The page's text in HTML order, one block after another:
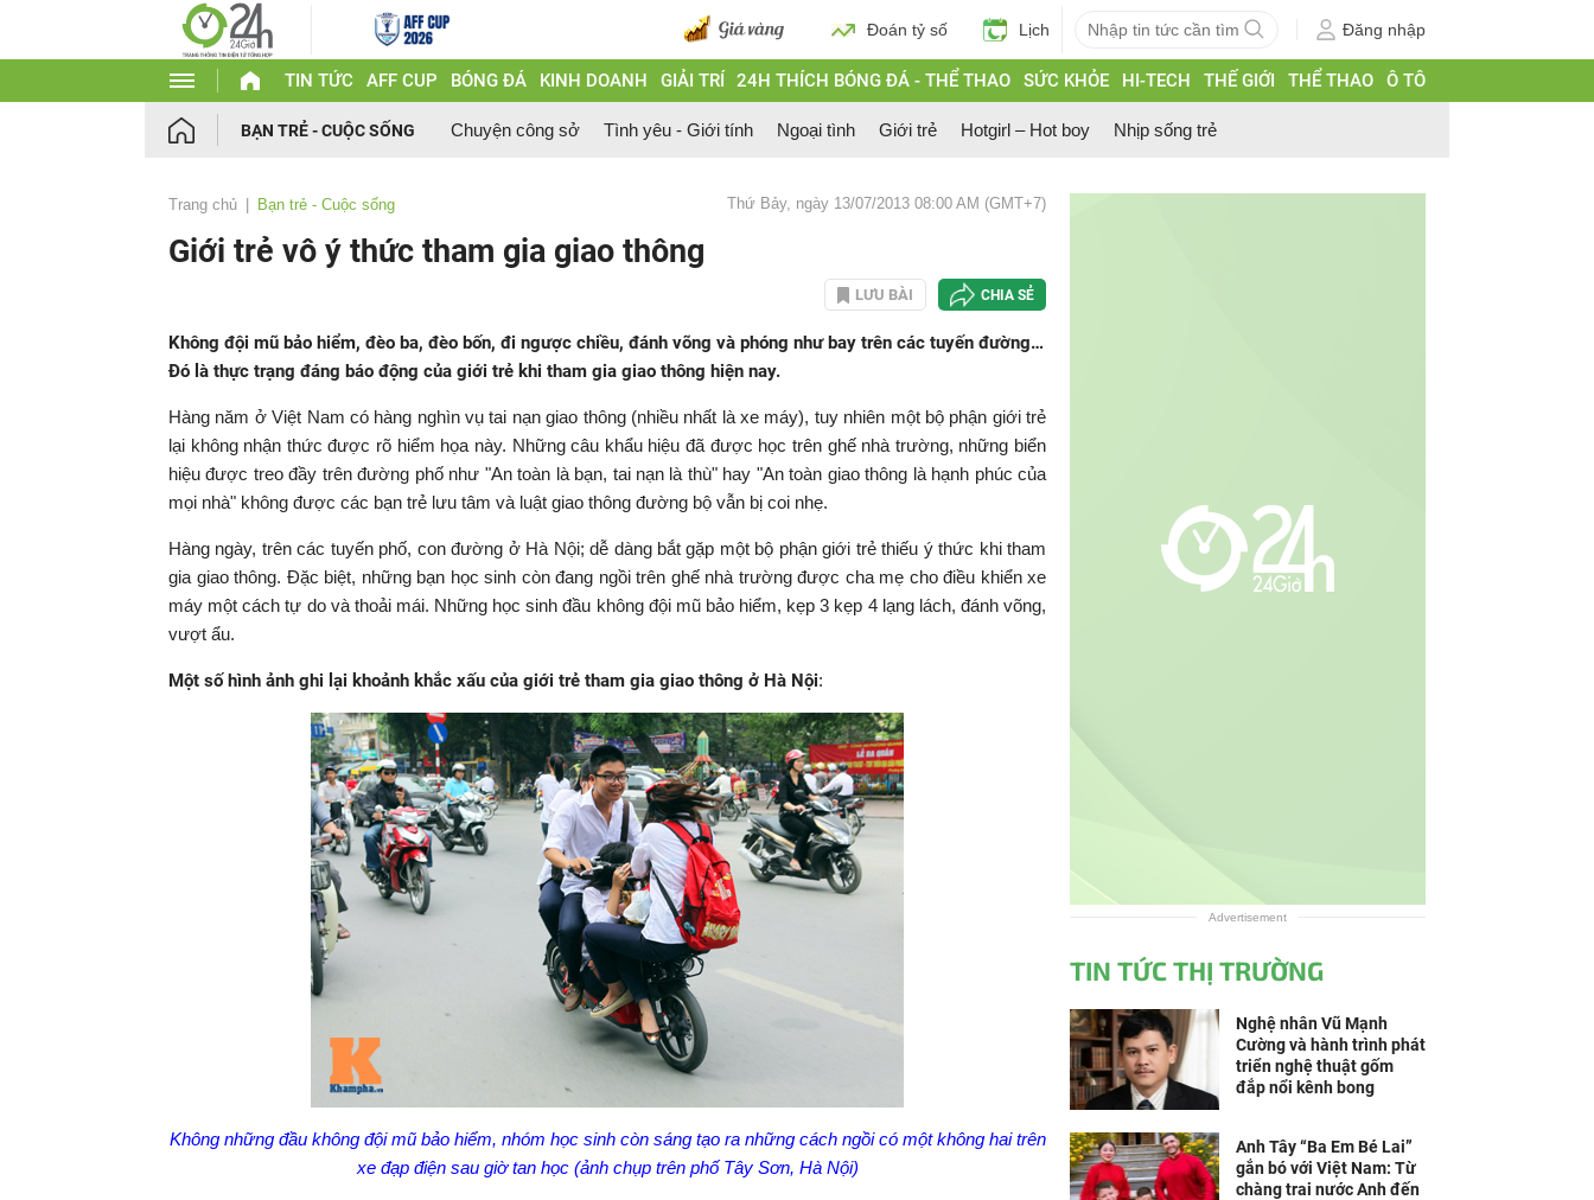
Đoán tỷ số Lịch Đăng nhập
TIN TỨC AFF CUP BÓNG ĐÁ KINH DOANH GIẢI TRÍ 24H THÍCH BÓNG ĐÁ - THỂ THAO SỨC KHỎE HI-TECH THẾ GIỚI THỂ THAO Ô TÔ
BẠN TRẺ - CUỘC SỐNG Chuyện công sở Tình yêu - Giới tính Ngoại tình Giới trẻ Hotgirl – Hot boy Nhịp sống trẻ
Trang chủ Bạn trẻ - Cuộc sống Thứ Bảy, ngày 13/07/2013 08:00 AM (GMT+7)
Giới trẻ vô ý thức tham gia giao thông
LƯU BÀI CHIA SẺ
Không đội mũ bảo hiểm, đèo ba, đèo bốn, đi ngược chiều, đánh võng và phóng như bay trên các tuyến đường…
Đó là thực trạng đáng báo động của giới trẻ khi tham gia giao thông hiện nay.
Hàng năm ở Việt Nam có hàng nghìn vụ tai nạn giao thông (nhiều nhất là xe máy), tuy nhiên một bộ phận giới trẻ
lại không nhận thức được rõ hiểm họa này. Những câu khẩu hiệu đã được học trên ghế nhà trường, những biển
hiệu được treo đầy trên đường phố như "An toàn là bạn, tai nạn là thù" hay "An toàn giao thông là hạnh phúc của
mọi nhà" không được các bạn trẻ lưu tâm và luật giao thông đường bộ vẫn bị coi nhẹ.
Hàng ngày, trên các tuyến phố, con đường ở Hà Nội; dễ dàng bắt gặp một bộ phận giới trẻ thiếu ý thức khi tham
gia giao thông. Đặc biệt, những bạn học sinh còn đang ngồi trên ghế nhà trường được cha mẹ cho điều khiển xe
máy một cách tự do và thoải mái. Những học sinh đầu không đội mũ bảo hiểm, kẹp 3 kẹp 4 lạng lách, đánh võng,
vượt ẩu.
Một số hình ảnh ghi lại khoảnh khắc xấu của giới trẻ tham gia giao thông ở Hà Nội:
Không những đầu không đội mũ bảo hiểm, nhóm học sinh còn sáng tạo ra những cách ngồi có một không hai trên
xe đạp điện sau giờ tan học (ảnh chụp trên phố Tây Sơn, Hà Nội)
Advertisement
TIN TỨC THỊ TRƯỜNG
Nghệ nhân Vũ Mạnh
Cường và hành trình phát
triển nghệ thuật gốm
đắp nổi kênh bong
Anh Tây “Ba Em Bé Lai”
gắn bó với Việt Nam: Từ
chàng trai nước Anh đến